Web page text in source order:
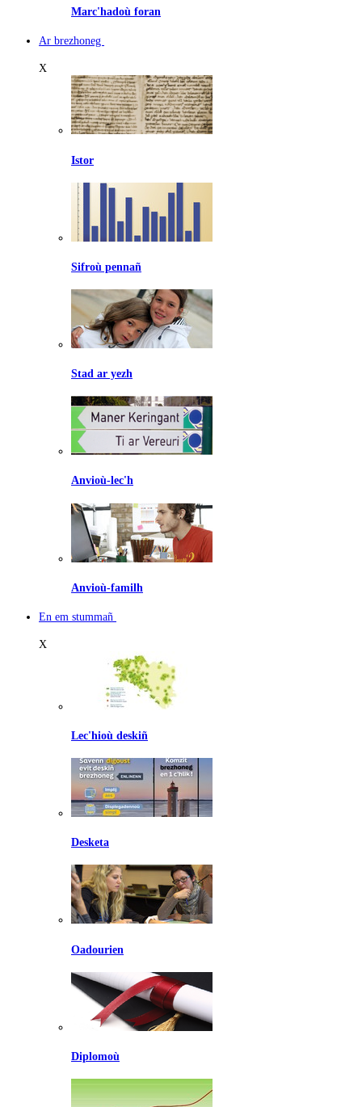
Marc'hadoù foran
Ar brezhoneg
X
Istor
Sifroù pennañ
Stad ar yezh
Anvioù-lec'h
Anvioù-familh
En em stummañ
X
Lec'hioù deskiñ
Desketa
Oadourien
Diplomoù